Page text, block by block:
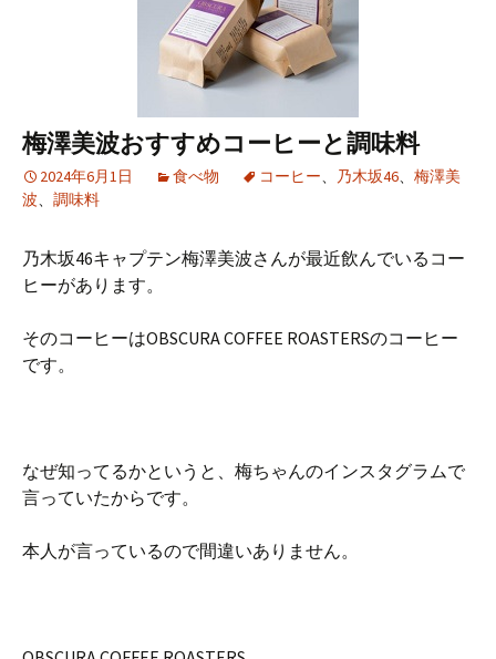
梅澤美波おすすめコーヒーと調味料
2024年6月1日 食べ物 コーヒー、 乃木坂46、 梅澤美
波、 調味料
乃木坂46キャプテン梅澤美波さんが最近飲んでいるコー
ヒーがあります。
そのコーヒーはOBSCURA COFFEE ROASTERSのコーヒー
です。
なぜ知ってるかというと、梅ちゃんのインスタグラムで
言っていたからです。
本人が言っているので間違いありません。